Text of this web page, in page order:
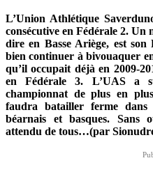
L’Union Athlétique
consécutive en Fédérale 2. Un
dire en Basse Ariège, est
bien continuer à bivouaquer
qu’il occupait déjà en 2009-
en Fédérale 3. L’UAS a
championnat de plus en
faudra batailler ferme dans
béarnais et basques. Sans
attendu de tous…(par